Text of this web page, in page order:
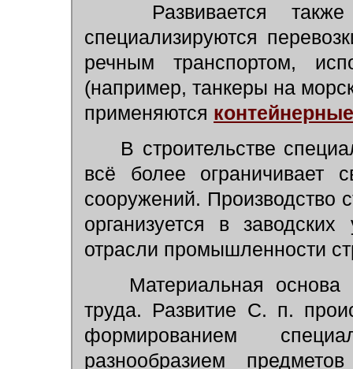
Развивается также
специализируются
речным транспортом,
(например, танкеры на
применяются
В строительстве
всё более ограничивает
сооружений. Производство
организуется в
отрасли промышленности
Материальная
труда. Развитие С. п.
формированием
разнообразием